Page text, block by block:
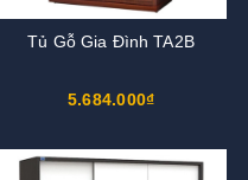
Tủ Gỗ Gia Đình TA2B
5.684.000₫